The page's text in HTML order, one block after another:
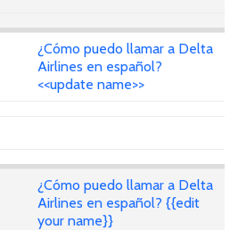
¿Cómo puedo llamar a Delta
Airlines en español?
<<update name>>
¿Cómo puedo llamar a Delta
Airlines en español? {{edit
your name}}